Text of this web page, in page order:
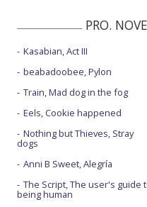
PRO.
Kasabian, Act III
beabadoobee, Pylon
Train, Mad dog in the fog
Eels, Cookie happened
Nothing but Thieves, Stray
dogs
Anni B Sweet, Alegría
The Script, The user's guide
being human